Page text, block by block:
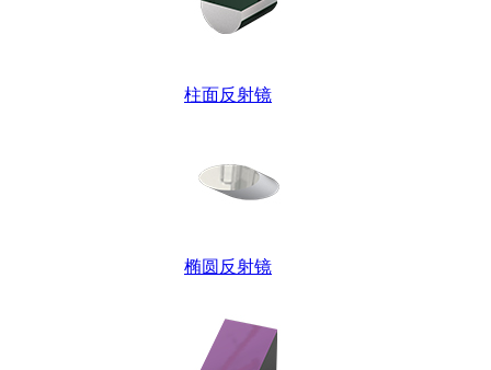
柱面反射镜
椭圆反射镜